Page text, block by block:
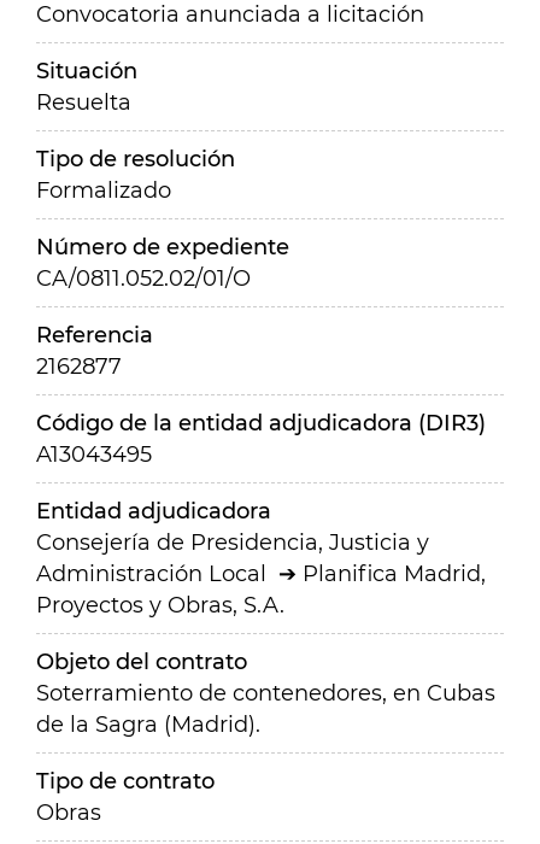
Convocatoria anunciada a licitación
Situación
Resuelta
Tipo de resolución
Formalizado
Número de expediente
CA/0811.052.02/01/O
Referencia
2162877
Código de la entidad adjudicadora (DIR3)
A13043495
Entidad adjudicadora
Consejería de Presidencia, Justicia y
Administración Local
Planifica Madrid,
Proyectos y Obras, S.A.
Objeto del contrato
Soterramiento de contenedores, en Cubas
de la Sagra (Madrid).
Tipo de contrato
Obras